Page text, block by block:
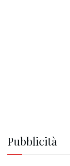
Pubblicità